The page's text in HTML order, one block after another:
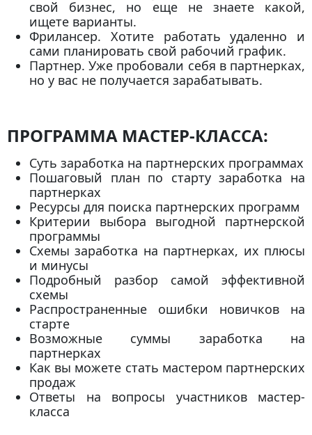
свой бизнес, но еще не знаете какой,
ищете варианты.
Фрилансер. Хотите работать удаленно и
сами планировать свой рабочий график.
Партнер.Уже пробовали себя в партнерках,
но у вас не получается зарабатывать.
ПРОГРАММА МАСТЕР-КЛАССА:
Суть заработка на партнерских программах
Пошаговый план по старту заработка на
партнерках
Ресурсы для поиска партнерских программ
Критерии выбора выгодной партнерской
программы
Схемы заработка на партнерках, их плюсы
и минусы
Подробный разбор самой эффективной
схемы
Распространенные ошибки новичков на
старте
Возможные суммы заработка на
партнерках
Как вы можете стать мастером партнерских
продаж
Ответы на вопросы участников мастер-
класса